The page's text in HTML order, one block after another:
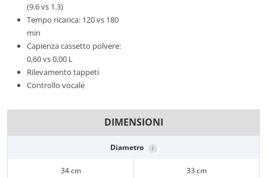
(9.6 vs 1.3)
Tempo ricarica: 120 vs 180
min
Capienza cassetto polvere:
0,60 vs 0,00 L
Rilevamento tappeti
Controllo vocale
DIMENSIONI
Diametro i
34 cm 33 cm